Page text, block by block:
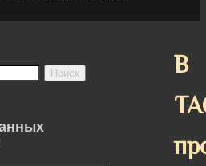
В
Поиск